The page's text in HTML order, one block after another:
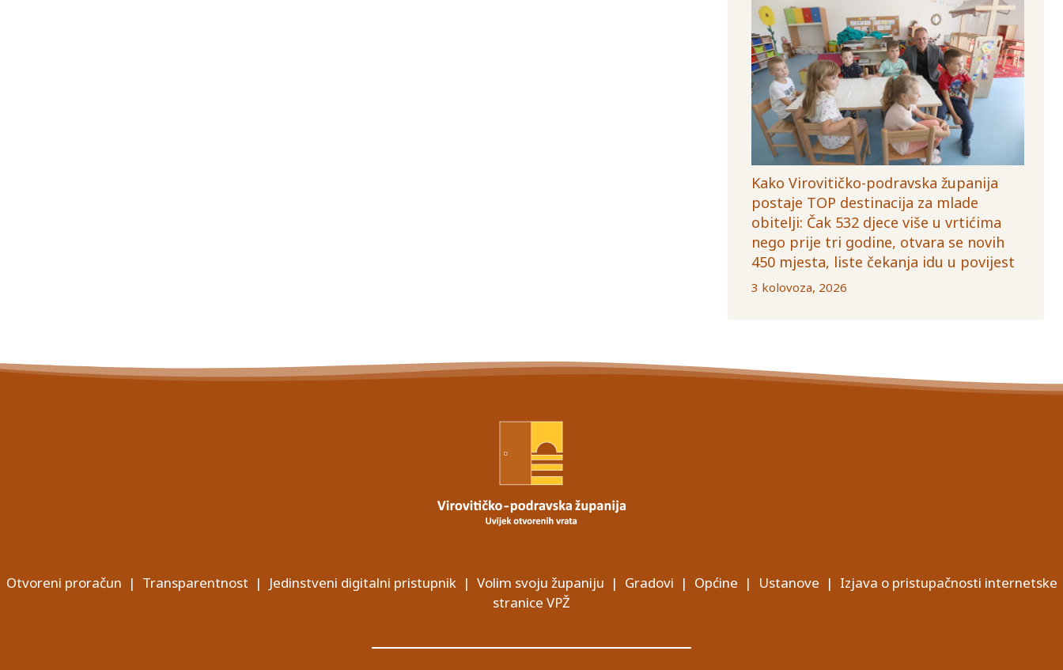
Kako Virovitičko-podravska županija
postaje TOP destinacija za mlade
obitelji: Čak 532 djece više u vrtićima
nego prije tri godine, otvara se novih
450 mjesta, liste čekanja idu u povijest
3 kolovoza, 2026
Otvoreni proračun | Transparentnost | Jedinstveni digitalni pristupnik| Volim svoju županiju | Gradovi | Općine | Ustanove | Izjava o pristupačnosti internetske
stranice VPŽ